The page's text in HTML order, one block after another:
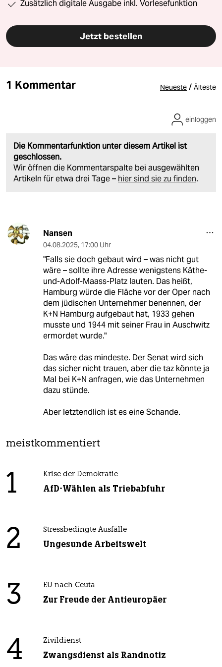
Zusätzlich digitale Ausgabe inkl. Vorlesefunktion
Jetzt bestellen
1 Kommentar Neueste / Älteste
Die Kommentarfunktion unter diesem Artikel ist
geschlossen.
Wir öffnen die Kommentarspalte bei ausgewählten
Artikeln für etwa drei Tage – hier sind sie zu finden.
einloggen
Nansen
04.08.2025, 17:00 Uhr
"Falls sie doch gebaut wird – was nicht gut
wäre – sollte ihre Adresse wenigstens Käthe-
und-Adolf-Maass-Platz lauten. Das heißt,
Hamburg würde die Fläche vor der Oper nach
dem jüdischen Unternehmer benennen, der
K+N Hamburg aufgebaut hat, 1933 gehen
musste und 1944 mit seiner Frau in Auschwitz
ermordet wurde."
Das wäre das mindeste. Der Senat wird sich
das sicher nicht trauen, aber die taz könnte ja
Mal bei K+N anfragen, wie das Unternehmen
dazu stünde.
Aber letztendlich ist es eine Schande.
meistkommentiert
1 Krise der Demokratie
AfD-Wählen als Triebabfuhr
2 Stressbedingte Ausfälle
Ungesunde Arbeitswelt
3 EU nach Ceuta
Zur Freude der Antieuropäer
4 Zivildienst
Zwangsdienst als Randnotiz